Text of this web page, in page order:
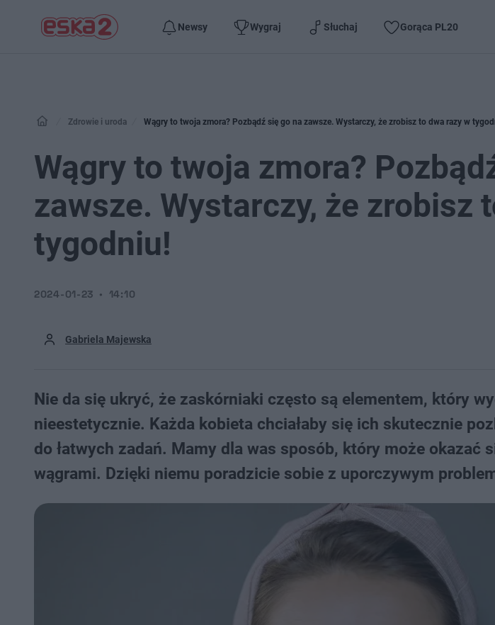
Newsy Wygraj Słuchaj Gorąca PL20
Zdrowie i uroda Wągry to twoja zmora? Pozbądź się go na zawsze. Wystarczy, że zrobisz to dwa razy w
Wągry to twoja zmora?
zawsze. Wystarczy, że zrobisz
tygodniu!
Gabriela Majewska
2024-01-23 14:10
Nie da się ukryć, że zaskórniaki często są elementem, który
nieestetycznie. Każda kobieta chciałaby się ich skutecznie
do łatwych zadań. Mamy dla was sposób, który może okazać
wągrami. Dzięki niemu poradzicie sobie z uporczywym